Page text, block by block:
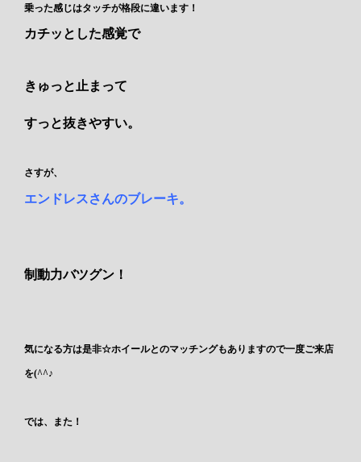
乗った感じはタッチが格段に違います！
カチッとした感覚で
きゅっと止まって
すっと抜きやすい。
さすが、
エンドレスさんのブレーキ。
制動力バツグン！
気になる方は是非☆ホイールとのマッチングもありますので一度ご来店
を(^^♪
では、また！